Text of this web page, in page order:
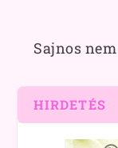
Sajnos
HIRDETÉS